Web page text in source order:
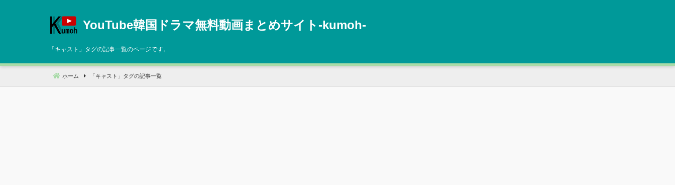
へ
動
YouTube韓国ドラマ無料動画まとめサイト‐kumoh‐
「 キャスト 」タグの記事一覧のページです。
ホーム 「 キャスト 」タグの記事一覧